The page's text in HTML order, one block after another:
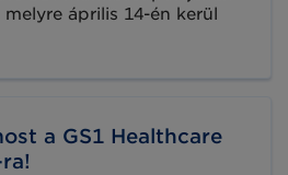
április 14-én kerül
a GS1 Healthcare